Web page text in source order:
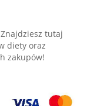
tutaj
diety oraz
zakupów!